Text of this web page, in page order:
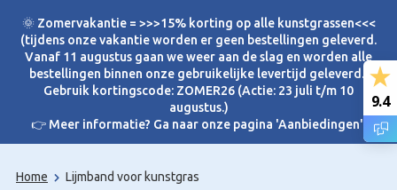
🌞 Zomervakantie = >>>15% korting op alle kunstgrassen<<<
(tijdens onze vakantie worden er geen bestellingen geleverd.
Vanaf 11 augustus gaan we weer aan de slag en worden alle
bestellingen binnen onze gebruikelijke levertijd geleverd.)
Gebruik kortingscode: ZOMER26 (Actie: 23 juli t/m 10
augustus.)
👉 Meer informatie? Ga naar onze pagina 'Aanbiedingen'.
Home Lijmband voor kunstgras
9.4